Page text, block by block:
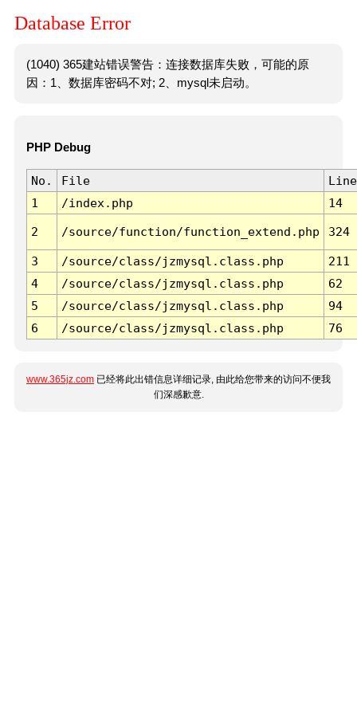
Database Error
(1040) 365建站错误警告：连接数据库失败，可能的原
因：1、数据库密码不对; 2、mysql未启动。
PHP Debug
No. File
Line
1
/index.php 14
2 /source/function/function_extend.php 324
3 /source/class/jzmysql.class.php
211
4
/source/class/jzmysql.class.php
62
5
/source/class/jzmysql.class.php
94
6
/source/class/jzmysql.class.php 76
www.365jz.com 已经将此出错信息详细记录, 由此给您带来的访问不便我
们深感歉意.